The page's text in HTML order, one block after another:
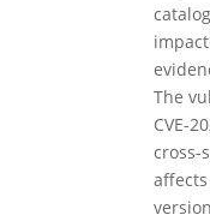
The
CVE-
cross-